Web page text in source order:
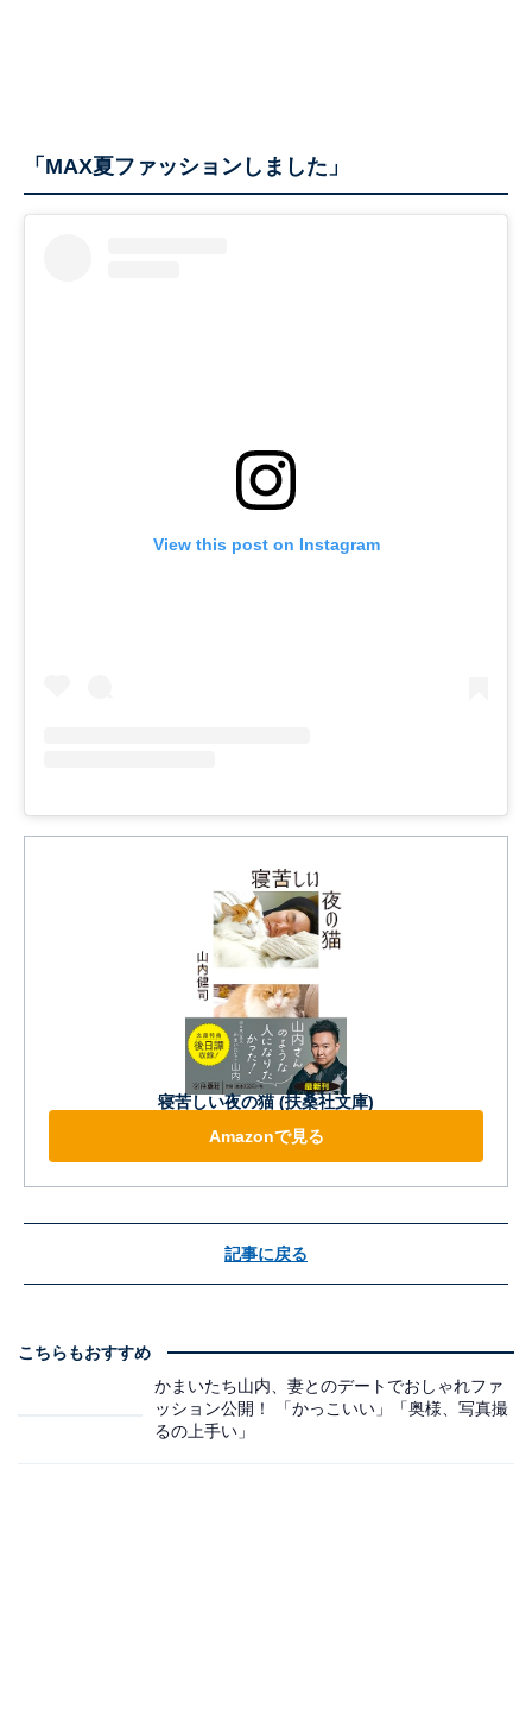
「MAX夏ファッションしました」
View this post on Instagram
寝苦しい夜の猫 (扶桑社文庫)
Amazonで見る
記事に戻る
こちらもおすすめ
かまいたち山内、妻とのデートでおしゃれファ
ッション公開！ 「かっこいい」「奥様、写真撮
るの上手い」